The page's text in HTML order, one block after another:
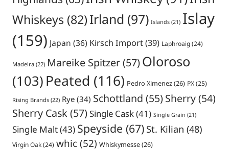
Whiskeys (82)Irland (97) Islands(21) Islay
(159) Japan (36) Kirsch Import(39) Laphroaig(24)
Madeira(22) Mareike Spitzer(57)Oloroso
(103) Peated (116) Pedro Ximenez(26) PX(25)
Rising Brands(22) Rye(34) Schottland (55) Sherry(54)
Sherry Cask (57)Single Cask(41) Single Grain (21)
Single Malt(43) Speyside (67) St. Kilian (48)
Virgin Oak(24) whic(52) Whiskymesse(26)